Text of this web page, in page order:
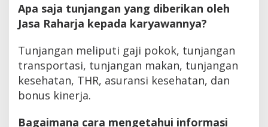
Apa saja tunjangan yang diberikan oleh
Jasa Raharja kepada karyawannya?
Tunjangan meliputi gaji pokok, tunjangan
transportasi, tunjangan makan, tunjangan
kesehatan, THR, asuransi kesehatan, dan
bonus kinerja.
Bagaimana cara mengetahui informasi